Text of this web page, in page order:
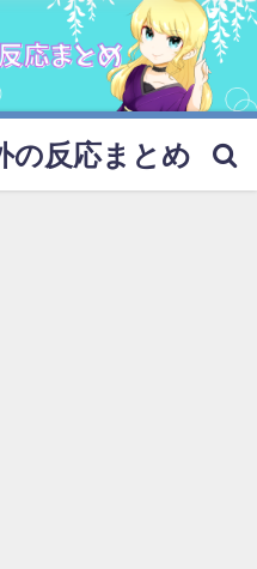
の反応まとめ